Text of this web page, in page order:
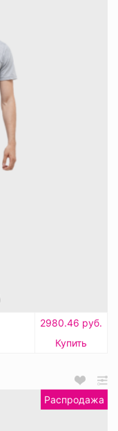
2980.46 руб.
Купить
Распродажа